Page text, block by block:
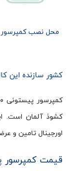
کشور سازنده این
کشوذ آلمان است.
اورجینال تامین و